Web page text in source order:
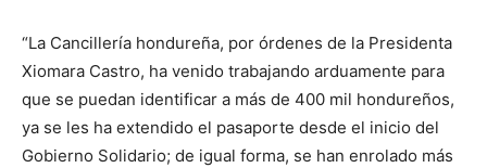
“La Cancillería hondureña, por órdenes de la Presidenta
Xiomara Castro, ha venido trabajando arduamente para
que se puedan identificar a más de 400 mil hondureños,
ya se les ha extendido el pasaporte desde el inicio del
Gobierno Solidario; de igual forma, se han enrolado más